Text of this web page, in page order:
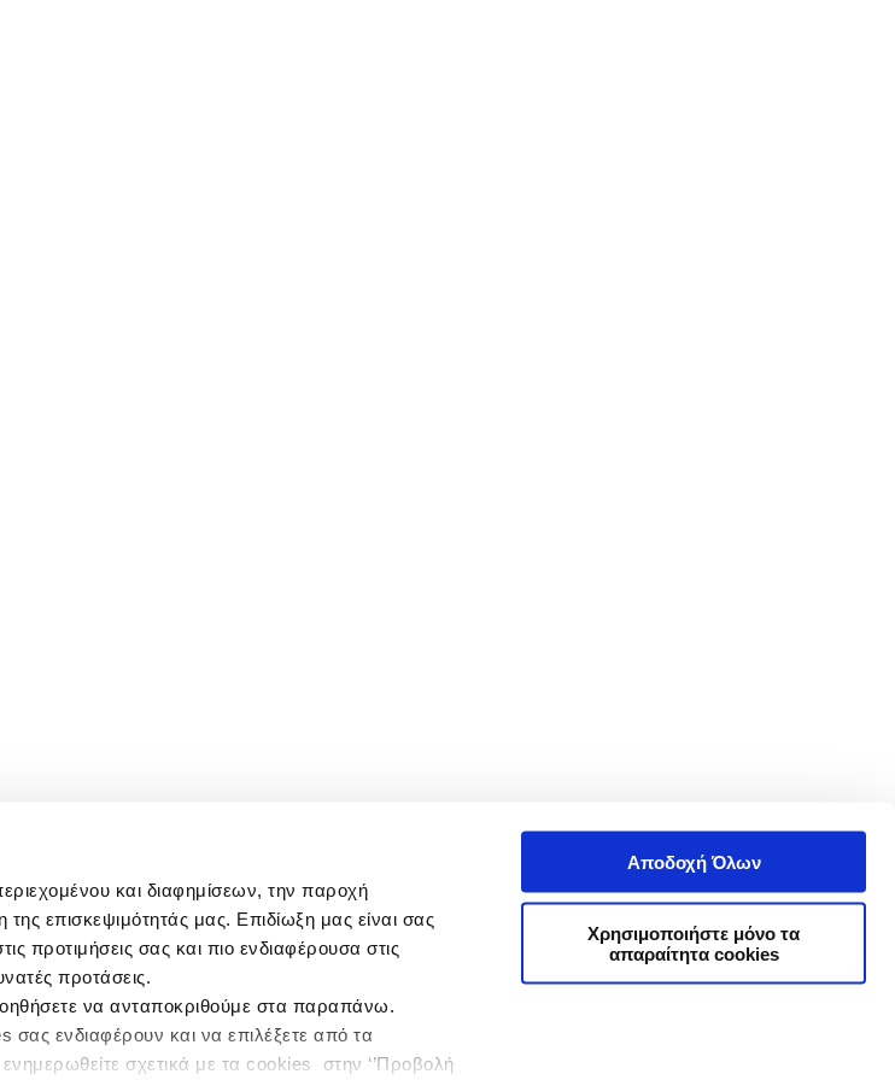
και διαφημίσεων, την παροχή
επισκεψιμότητάς μας. Επιδίωξη μας είναι σας
προτιμήσεις σας και πιο ενδιαφέρουσα στις
προτάσεις.
να ανταποκριθούμε στα παραπάνω.
σας ενδιαφέρουν και να επιλέξετε από τα
ενημερωθείτε σχετικά με τα cookies στην ‘’Προβολή
Αποδοχή Όλων
Χρησιμοποιήστε μόνο τα
απαραίτητα cookies